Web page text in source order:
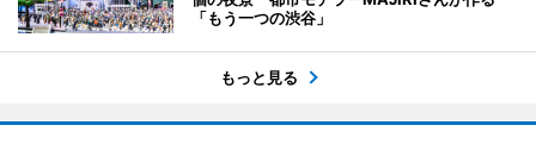
「もう一つの渋谷」
もっと見る